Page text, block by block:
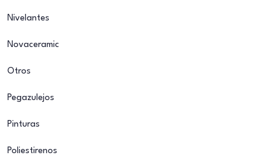
Nivelantes
Novaceramic
Otros
Pegazulejos
Pinturas
Poliestirenos